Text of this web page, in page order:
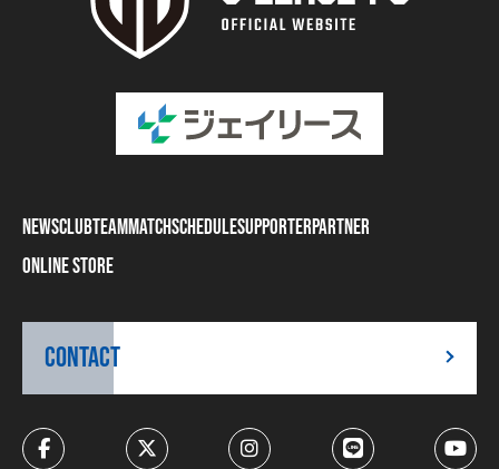
NEWSCLUBTEAMMATCHSCHEDULESUPPORTERPARTNER
ONLINE STORE
CONTACT